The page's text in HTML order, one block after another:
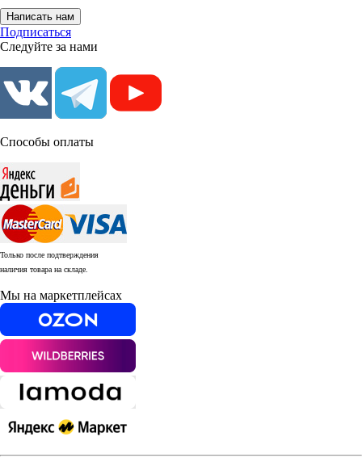
Написать нам
Подписаться
Следуйте за нами
Способы оплаты
Только после подтверждения
наличия товара на складе.
Мы на маркетплейсах